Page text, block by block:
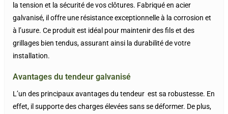
la tension et la sécurité de vos clôtures. Fabriqué en acier
galvanisé, il offre une résistance exceptionnelle à la corrosion et
à l’usure. Ce produit est idéal pour maintenir des fils et des
grillages bien tendus, assurant ainsi la durabilité de votre
installation.
Avantages du tendeur galvanisé
L’un des principaux avantages du tendeur est sa robustesse. En
effet, il supporte des charges élevées sans se déformer. De plus,